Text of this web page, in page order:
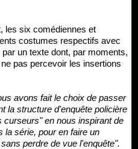
les six comédiennes et
costumes respectifs avec
un texte dont, par moments,
pas percevoir les insertions
avons fait le choix de passer
la structure d'enquête policière
en nous inspirant de
la série, pour en faire un
perdre de vue l'enquête".